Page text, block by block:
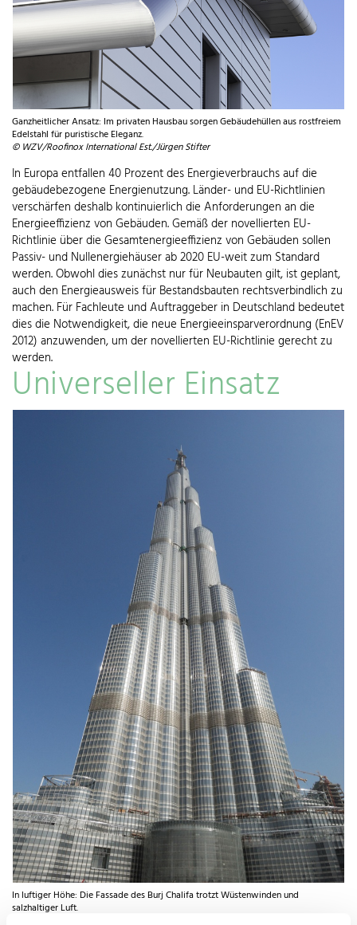
Ganzheitlicher Ansatz: Im privaten Hausbau sorgen Gebäudehüllen aus rostfreiem
Edelstahl für puristische Eleganz.
© WZV/Roofinox International Est./Jürgen Stifter
In Europa entfallen 40 Prozent des Energieverbrauchs auf die
gebäudebezogene Energienutzung. Länder- und EU-Richtlinien
verschärfen deshalb kontinuierlich die Anforderungen an die
Energieeffizienz von Gebäuden. Gemäß der novellierten EU-
Richtlinie über die Gesamtenergieeffizienz von Gebäuden sollen
Passiv- und Nullenergiehäuser ab 2020 EU-weit zum Standard
werden. Obwohl dies zunächst nur für Neubauten gilt, ist geplant,
auch den Energieausweis für Bestandsbauten rechtsverbindlich zu
machen. Für Fachleute und Auftraggeber in Deutschland bedeutet
dies die Notwendigkeit, die neue Energieeinsparverordnung (EnEV
2012) anzuwenden, um der novellierten EU-Richtlinie gerecht zu
werden.
Universeller Einsatz
In luftiger Höhe: Die Fassade des Burj Chalifa trotzt Wüstenwinden und
salzhaltiger Luft.